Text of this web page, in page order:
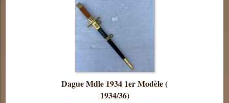
Dague Mdle 1934 1er Modèle (
1934/36)